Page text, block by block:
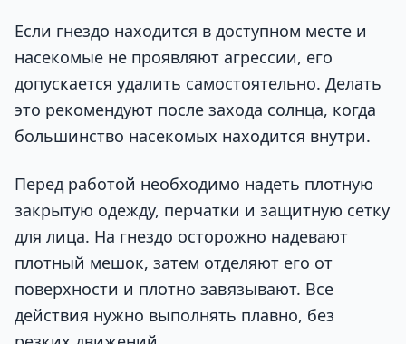
Если гнездо находится в доступном месте и
насекомые не проявляют агрессии, его
допускается удалить самостоятельно. Делать
это рекомендуют после захода солнца, когда
большинство насекомых находится внутри.
Перед работой необходимо надеть плотную
закрытую одежду, перчатки и защитную сетку
для лица. На гнездо осторожно надевают
плотный мешок, затем отделяют его от
поверхности и плотно завязывают. Все
действия нужно выполнять плавно, без